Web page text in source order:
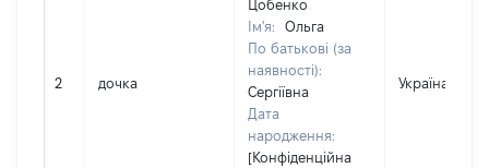
2 дочка
Цобенко
Ім'я:
Ольга
По батькові (за
наявності):
Сергіївна
Дата
народження:
[Конфіденційна
Україна